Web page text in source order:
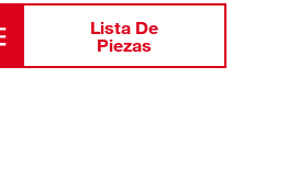
Lista De
Piezas